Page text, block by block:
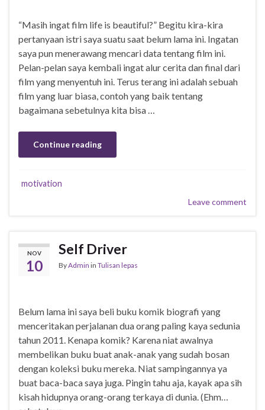
“Masih ingat film life is beautiful?” Begitu kira-kira
pertanyaan istri saya suatu saat belum lama ini. Ingatan
saya pun menerawang mencari data tentang film ini.
Pelan-pelan saya kembali ingat alur cerita dan final dari
film yang menyentuh ini. Terus terang ini adalah sebuah
film yang luar biasa, contoh yang baik tentang
bagaimana sebetulnya kita bisa …
Continue reading
motivation
Leave comment
NOV
10
Self Driver
ByAdmin in Tulisan lepas
Belum lama ini saya beli buku komik biografi yang
menceritakan perjalanan dua orang paling kaya sedunia
tahun 2011. Kenapa komik? Karena niat awalnya
membelikan buku buat anak-anak yang sudah bosan
dengan koleksi buku mereka. Niat sampingannya ya
buat baca-baca saya juga. Pingin tahu aja, kayak apa sih
kisah hidupnya orang-orang terkaya di dunia. (Ehm…